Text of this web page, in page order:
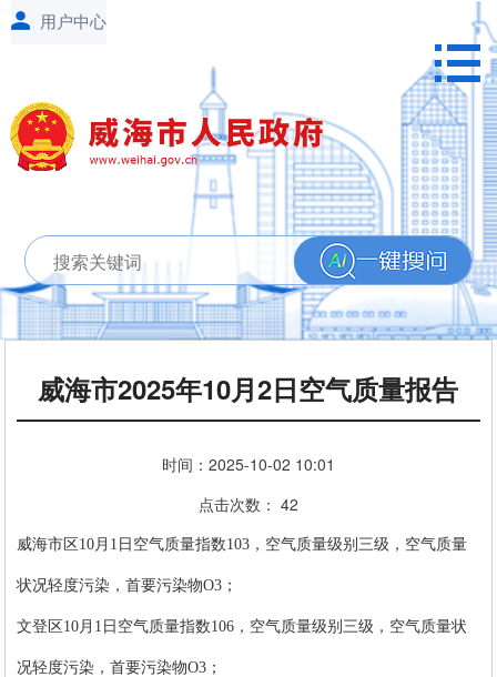
威海市2025年10月2日空气质量报告
时间： 2025-10-02 10:01
点击次数： 42
威海市区 10月 1 日 空气质量指数103， 空气质量级别三级，空气质量
状况轻度污染 ，首要污染物O3 ；
文登区 10月 1 日 空气质量指数106， 空气质量级别三级，空气质量状
况轻度污染 ，首要污染物O3 ；